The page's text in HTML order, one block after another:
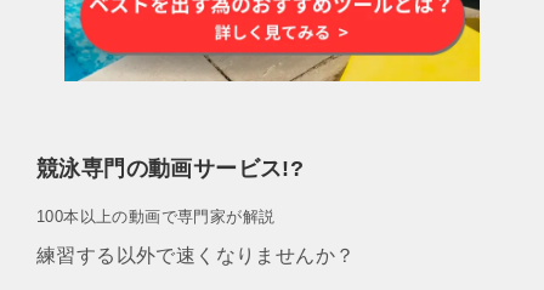
競泳専門の動画サービス!?
100本以上の動画で専門家が解説
練習する以外で速くなりませんか？